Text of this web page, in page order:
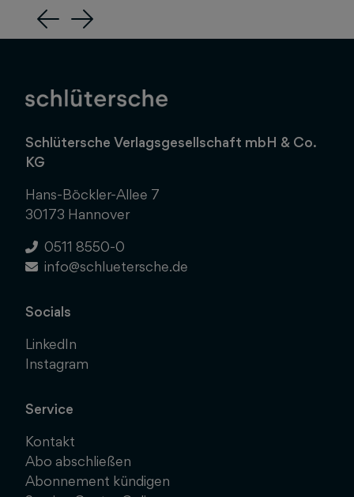
Previous
Next
Schlütersche Verlagsgesellschaft mbH & Co.
KG
Hans-Böckler-Allee 7
30173 Hannover
0511 8550-0
info@schluetersche.de
Socials
LinkedIn
Instagram
Service
Kontakt
Abo abschließen
Abonnement kündigen